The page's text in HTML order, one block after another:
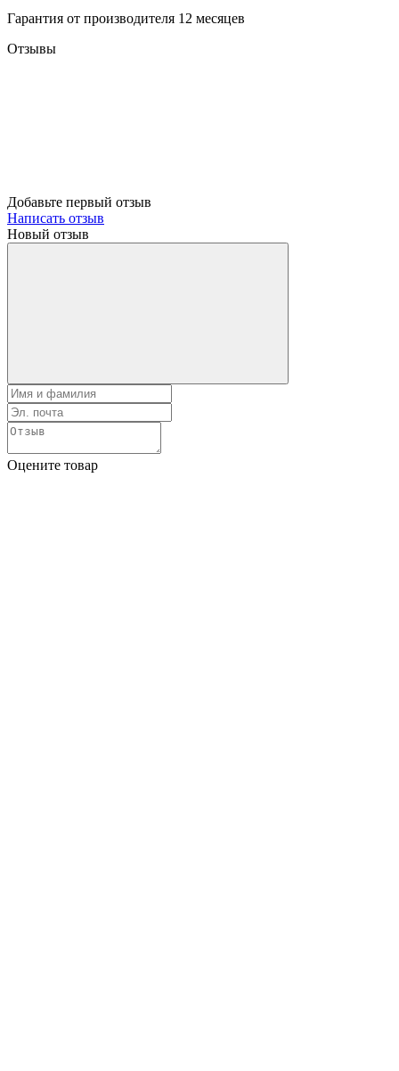
Гарантия от производителя 12 месяцев
Отзывы
Добавьте первый отзыв
Написать отзыв
Новый отзыв
Оцените товар